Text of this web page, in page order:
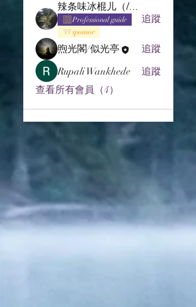
辣条味冰棍儿（lof别玩了要氪金的）
Professional guide
sponsor
追蹤
煦光閣/似光亭
追蹤
Rupali Wankhede
追蹤
查看所有會員（4）